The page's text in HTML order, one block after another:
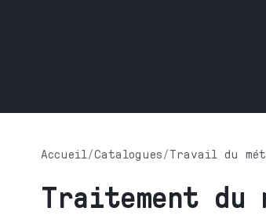
Accueil/Catalogues/Travail du
Traitement du